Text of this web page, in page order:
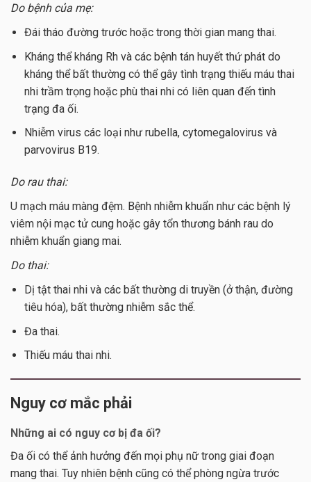
Do bệnh của mẹ:
Đái tháo đường trước hoặc trong thời gian mang thai.
Kháng thể kháng Rh và các bệnh tán huyết thứ phát do
kháng thể bất thường có thể gây tình trạng thiếu máu thai
nhi trầm trọng hoặc phù thai nhi có liên quan đến tình
trạng đa ối.
Nhiễm virus các loại như rubella, cytomegalovirus và
parvovirus B19.
Do rau thai:
U mạch máu màng đệm. Bệnh nhiễm khuẩn như các bệnh lý
viêm nội mạc tử cung hoặc gây tổn thương bánh rau do
nhiễm khuẩn giang mai.
Do thai:
Dị tật thai nhi và các bất thường di truyền (ở thận, đường
tiêu hóa), bất thường nhiễm sắc thể.
Đa thai.
Thiếu máu thai nhi.
Nguy cơ mắc phải
Những ai có nguy cơbị đa ối?
Đa ối có thể ảnh hưởng đến mọi phụ nữ trong giai đoạn
mang thai. Tuy nhiên bệnh cũng có thể phòng ngừa trước